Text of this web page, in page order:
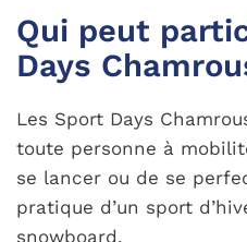
Qui peut
Days
Les Sport Days
toute personne à
se lancer ou de se
pratique d’un sport
snowboard.